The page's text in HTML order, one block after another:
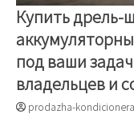
Купить дрель-
под ваши
владельцев и
prodazha-